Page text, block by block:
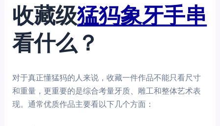
收藏级猛犸象牙手串
看什么？
对于真正懂猛犸的人来说，收藏一件作品不能只看尺寸
和重量，更重要的是综合考量牙质、雕工和整体艺术表
现。通常优质作品主要看以下几个方面：